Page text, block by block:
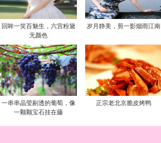
回眸一笑百魅生，六宫粉黛
无颜色
岁月静美，剪一影烟雨江南
一串串晶莹剔透的葡萄，像
一颗颗宝石挂在藤
正宗老北京脆皮烤鸭